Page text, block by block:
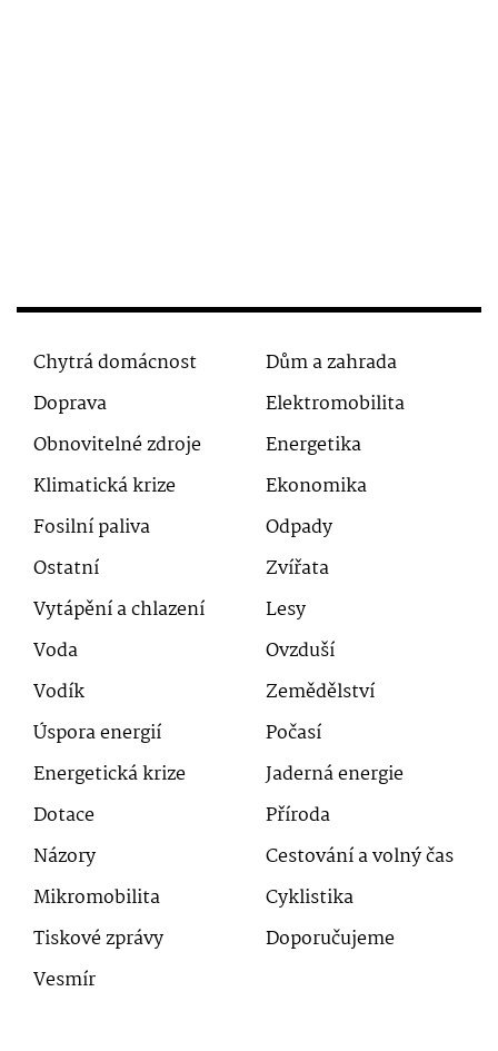
Chytrá domácnost
Dům a zahrada
Doprava
Elektromobilita
Obnovitelné zdroje
Energetika
Klimatická krize
Ekonomika
Fosilní paliva
Odpady
Ostatní
Zvířata
Vytápění a chlazení
Lesy
Voda
Ovzduší
Vodík
Zemědělství
Úspora energií
Počasí
Energetická krize
Jaderná energie
Dotace
Příroda
Názory
Cestování a volný čas
Mikromobilita
Cyklistika
Tiskové zprávy
Doporučujeme
Vesmír